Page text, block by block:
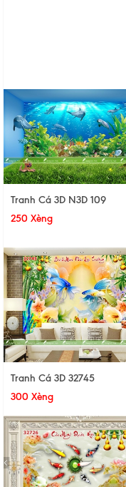
Tranh Cá 3D N3D 109
250 Xèng
Tranh Cá 3D 32745
300 Xèng